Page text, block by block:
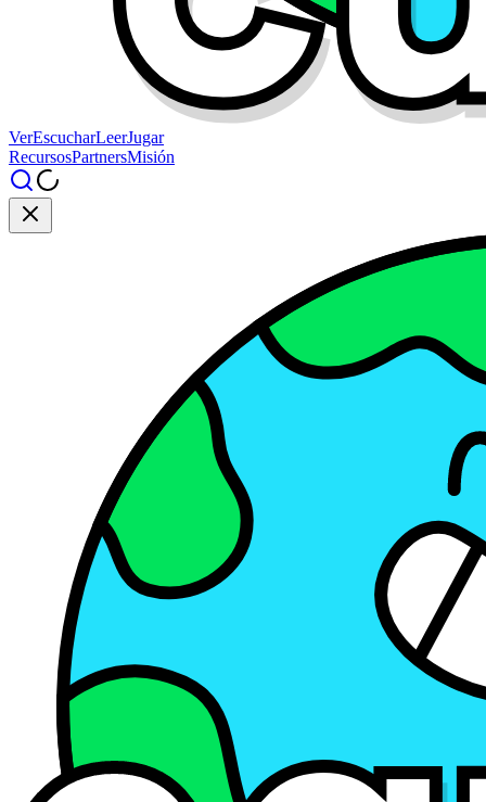
VerEscucharLeerJugar
RecursosPartnersMisión